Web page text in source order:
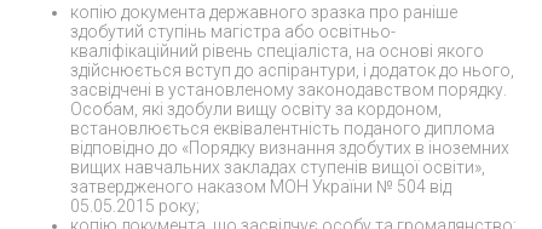
копію документа державного зразка про раніше
здобутий ступінь магістра або освітньо-
кваліфікаційний рівень спеціаліста, на основі якого
здійснюється вступ до аспірантури, і додаток до нього,
засвідчені в установленому законодавством порядку.
Особам, які здобули вищу освіту за кордоном,
встановлюється еквівалентність поданого диплома
відповідно до «Порядку визнання здобутих в іноземних
вищих навчальних закладах ступенів вищої освіти»,
затвердженого наказом МОН України № 504 від
05.05.2015 року;
копію документа, що засвідчує особу та громадянство;